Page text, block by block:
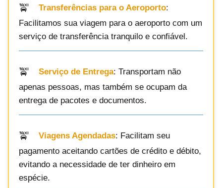
Transferências para o Aeroporto:
Facilitamos sua viagem para o aeroporto com um
serviço de transferência tranquilo e confiável.
Serviço de Entrega: Transportam não
apenas pessoas, mas também se ocupam da
entrega de pacotes e documentos.
Viagens Agendadas: Facilitam seu
pagamento aceitando cartões de crédito e débito,
evitando a necessidade de ter dinheiro em
espécie.